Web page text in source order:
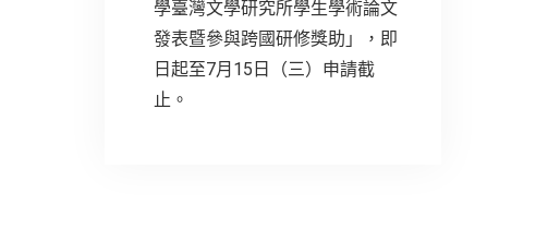
學臺灣文學研究所學生學術論文
發表暨參與跨國研修獎助」，即
日起至7月15日（三）申請截
止。